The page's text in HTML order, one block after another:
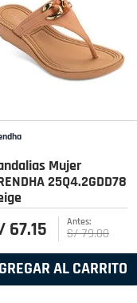
Mujer
25Q4.2GDD78
67.15 S/79.00
AL CARRITO